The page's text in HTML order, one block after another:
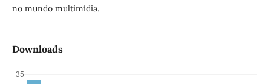
no mundo multimídia.
Downloads